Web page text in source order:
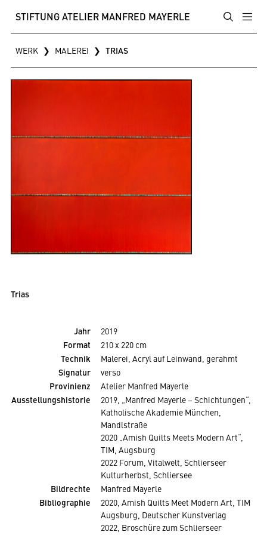
STIFTUNG ATELIER MANFRED MAYERLE
WERK ❯ MALEREI ❯ TRIAS
Trias
Jahr
2019
Format
210 x 220 cm
Technik
Malerei, Acryl auf Leinwand, gerahmt
Signatur
verso
Provinienz
Atelier Manfred Mayerle
Ausstellungshistorie
2019, „Manfred Mayerle – Schichtungen“,
Katholische Akademie München,
Mandlstraße
2020 „Amish Quilts Meets Modern Art“,
TIM, Augsburg
2022 Forum, Vitalwelt, Schlierseer
Kulturherbst, Schliersee
Bildrechte
Manfred Mayerle
Bibliographie
2020, Amish Quilts Meet Modern Art, TIM
Augsburg, Deutscher Kunstverlag
2022, Broschüre zum Schlierseer